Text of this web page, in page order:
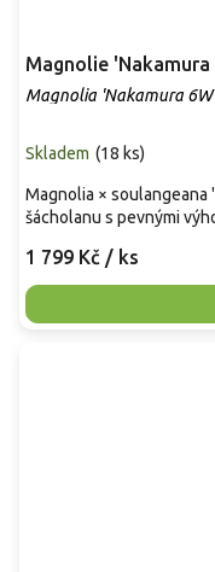
Magnolie 'Nakamura
Magnolia 'Nakamura 6W'
Skladem (18 ks)
1 799 Kč / ks
Magnolia × soulangeana
šácholanu s pevnými